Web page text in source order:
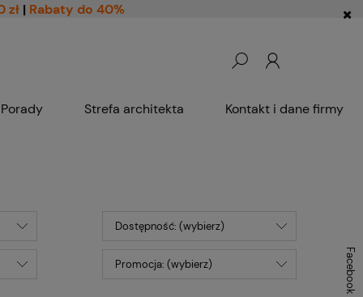
zł | Rabaty do 40%
Porady Strefa architekta Kontakt i dane firmy
Dostępność: (wybierz)
Promocja: (wybierz) Facebook